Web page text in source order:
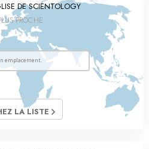
DE SCIENTOLOGY
PROCHE
LA LISTE